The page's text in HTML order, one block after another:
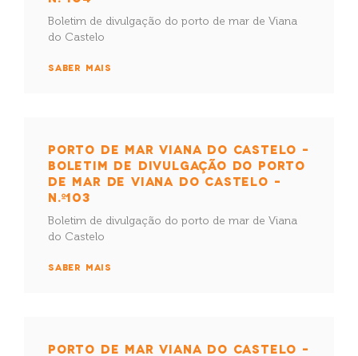
Boletim de divulgação do porto de mar de Viana
do Castelo
SABER MAIS
PORTO DE MAR VIANA DO CASTELO –
BOLETIM DE DIVULGAÇÃO DO PORTO
DE MAR DE VIANA DO CASTELO –
N.º103
Boletim de divulgação do porto de mar de Viana
do Castelo
SABER MAIS
PORTO DE MAR VIANA DO CASTELO –